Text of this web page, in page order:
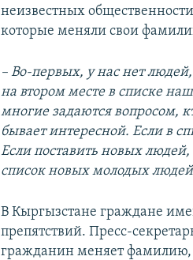
неизвестных
которые меняли свои
– Во-первых, у нас нет
на втором месте в списке
многие задаются вопросом,
бывает интересной. Если в
Если поставить новых
список новых молодых
В Кыргызстане граждане
препятствий. Пресс-
гражданин меняет фамилию,